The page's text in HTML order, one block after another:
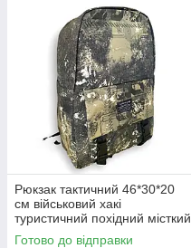
Рюкзак тактичний 46*30*20
см військовий хакі
туристичний похідний місткий
піксель ручна поклажа
Готово до відправки